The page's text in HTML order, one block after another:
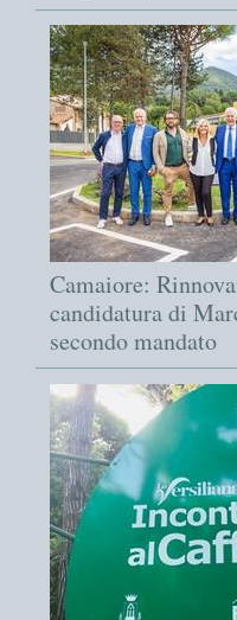
Camaiore:
candidatura di
secondo mandato